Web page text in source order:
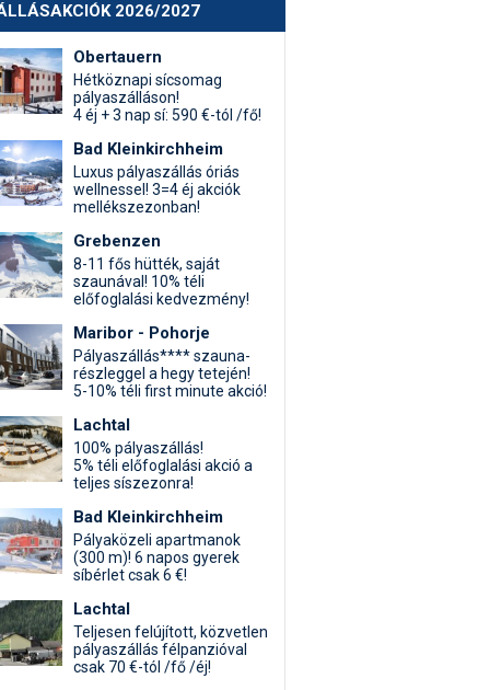
2026/2027
Obertauern
Hétköznapi sícsomag
pályaszálláson!
4 éj + 3 nap sí: 590 €-tól /fő!
Bad Kleinkirchheim
Luxus pályaszállás óriás
wellnessel! 3=4 éj akciók
mellékszezonban!
Grebenzen
8-11 fős hütték, saját
szaunával! 10% téli
előfoglalási kedvezmény!
Maribor - Pohorje
Pályaszállás**** szauna-
részleggel a hegy tetején!
5-10% téli first minute akció!
Lachtal
100% pályaszállás!
5% téli előfoglalási akció a
teljes síszezonra!
Bad Kleinkirchheim
Pályaközeli apartmanok
(300 m)! 6 napos gyerek
síbérlet csak 6 €!
Lachtal
Teljesen felújított, közvetlen
pályaszállás félpanzióval
csak 70 €-tól /fő /éj!